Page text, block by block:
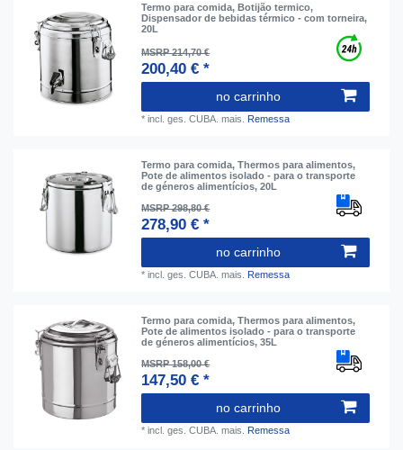
Termo para comida, Botijão termico,
Dispensador de bebidas térmico - com torneira,
20L
MSRP 214,70 €
200,40 € *
no carrinho
*incl. ges. CUBA. mais. Remessa
Termo para comida, Thermos para alimentos,
Pote de alimentos isolado - para o transporte
de géneros alimentícios, 20L
MSRP 298,80 €
278,90 € *
no carrinho
*incl. ges. CUBA. mais. Remessa
Termo para comida, Thermos para alimentos,
Pote de alimentos isolado - para o transporte
de géneros alimentícios, 35L
MSRP 158,00 €
147,50 € *
no carrinho
*incl. ges. CUBA. mais. Remessa